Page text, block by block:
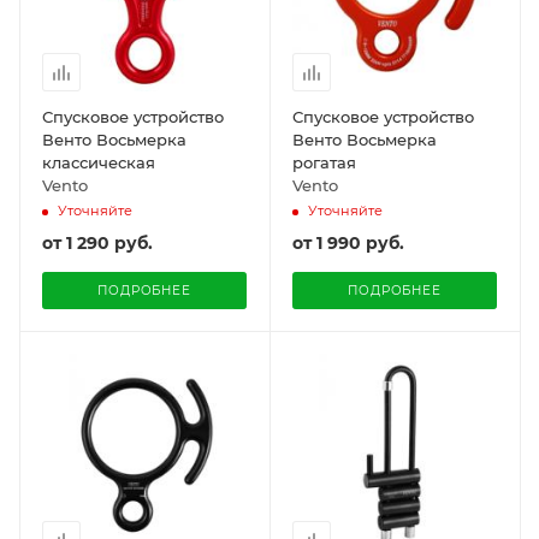
Спусковое устройство
Венто Восьмерка
классическая
Vento
Уточняйте
от1 290 руб.
ПОДРОБНЕЕ
Спусковое устройство
Венто Восьмерка
рогатая
Vento
Уточняйте
от1 990 руб.
ПОДРОБНЕЕ